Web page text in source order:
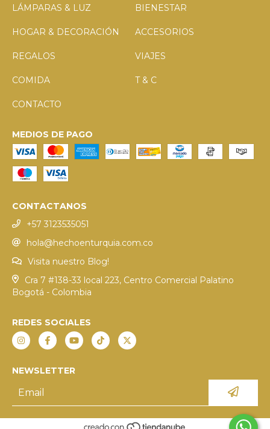
LÁMPARAS & LUZ BIENESTAR
HOGAR & DECORACIÓN ACCESORIOS
REGALOS VIAJES
COMIDA T & C
CONTACTO
MEDIOS DE PAGO
CONTACTANOS
+57 3123535051
hola@hechoenturquia.com.co
Visita nuestro Blog!
Cra 7 #138-33 local 223, Centro Comercial Palatino
Bogotá - Colombia
REDES SOCIALES
NEWSLETTER